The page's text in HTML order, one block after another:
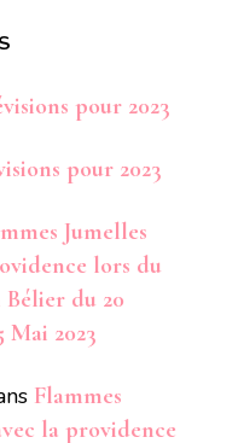
pour 2023
pour 2023
Jumelles
lors du
du 20
Mai 2023
Flammes
la providence